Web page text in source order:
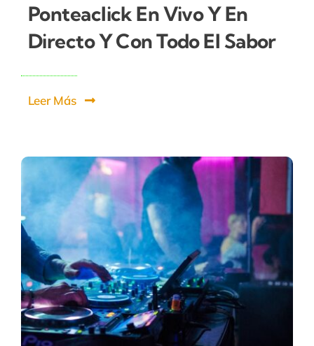
Ponteaclick En Vivo Y En
Directo Y Con Todo El Sabor
Leer Más